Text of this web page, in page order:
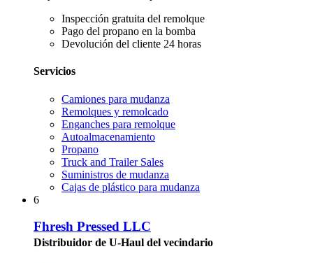
Inspección gratuita del remolque
Pago del propano en la bomba
Devolución del cliente 24 horas
Servicios
Camiones para mudanza
Remolques y remolcado
Enganches para remolque
Autoalmacenamiento
Propano
Truck and Trailer Sales
Suministros de mudanza
Cajas de plástico para mudanza
6
Fhresh Pressed LLC
Distribuidor de U-Haul del vecindario